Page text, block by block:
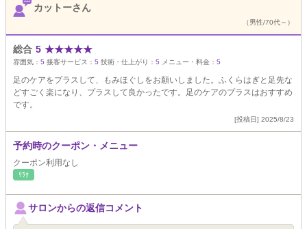
カットーさん
（男性/70代～）
総合 5 ★★★★★
雰囲気： 5 接客サービス： 5 技術・仕上がり： 5 メニュー・料金： 5
足のケアをプラスして、もみほぐしをお願いしました。ふくらはぎと足先な
どすごく楽になり、プラスして良かったです。足のケアのプラスはおすすめ
です。
[投稿日] 2025/8/23
予約時のクーポン・メニュー
クーポン利用なし
ﾘﾗｸ
サロンからの返信コメント